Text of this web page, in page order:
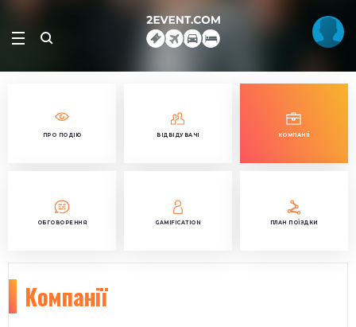
ПРО ПОДІЮ ВІДВІДУВАЧІ КОМПАНІЇ
ОБГОВОРЕННЯ GAMIFICATION ПЛАН ПОЇЗДКИ
Компанії